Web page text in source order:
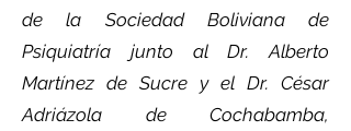
de la Sociedad Boliviana de
Psiquiatría junto al Dr. Alberto
Martínez de Sucre y el Dr. César
Adriázola de Cochabamba,